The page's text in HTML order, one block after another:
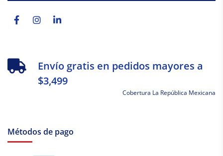
f
Envío gratis en pedidos mayores a
$3,499
Cobertura La República Mexicana
Métodos de pago